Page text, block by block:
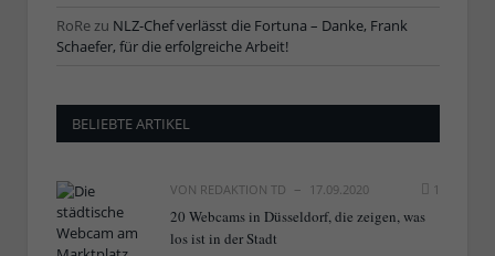
RoRezu NLZ-Chef verlässt die Fortuna – Danke, Frank
Schaefer, für die erfolgreiche Arbeit!
BELIEBTE ARTIKEL
VON REDAKTION TD 17.09.2020 1
20 Webcams in Düsseldorf, die zeigen, was
los ist in der Stadt